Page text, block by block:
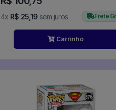
4x R$ 25,19 sem juros Frete
Carrinho